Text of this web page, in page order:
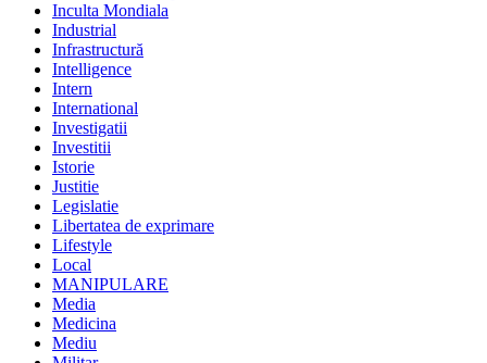
Inculta Mondiala
Industrial
Infrastructură
Intelligence
Intern
International
Investigatii
Investitii
Istorie
Justitie
Legislatie
Libertatea de exprimare
Lifestyle
Local
MANIPULARE
Media
Medicina
Mediu